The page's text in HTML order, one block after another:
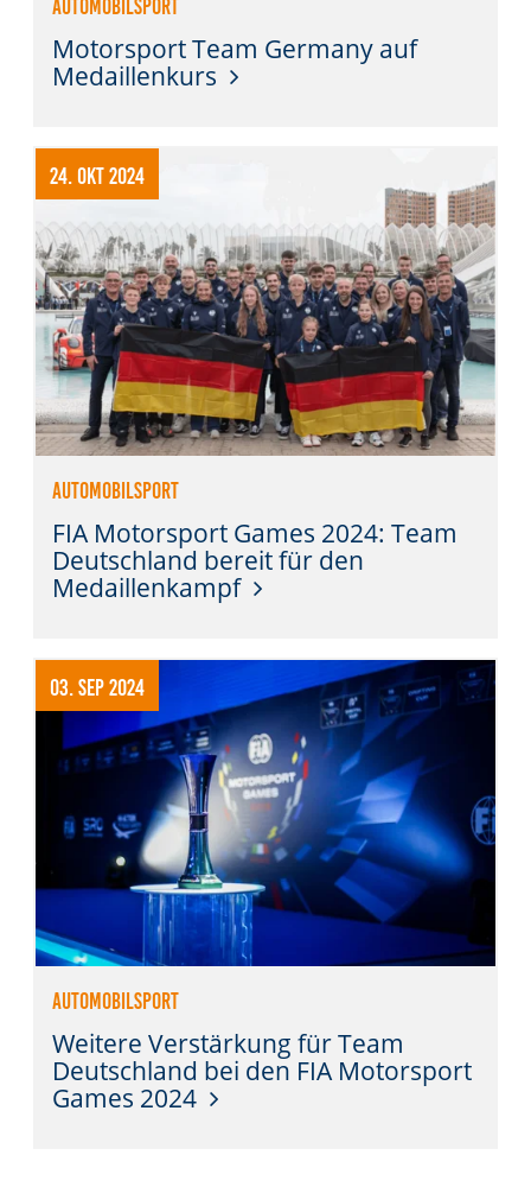
Motorsport Team Germany auf
Medaillenkurs
24. Okt 2024
Automobilsport
FIA Motorsport Games 2024: Team
Deutschland bereit für den
Medaillenkampf
03. Sep 2024
Automobilsport
Weitere Verstärkung für Team
Deutschland bei den FIA Motorsport
Games 2024